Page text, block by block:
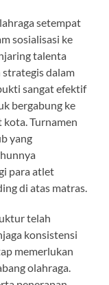
setempat
sosialisasi ke
talenta
strategis dalam
sangat efektif
bergabung ke
Turnamen
yang
para atlet
di atas matras.
telah
konsistensi
memerlukan
olahraga.